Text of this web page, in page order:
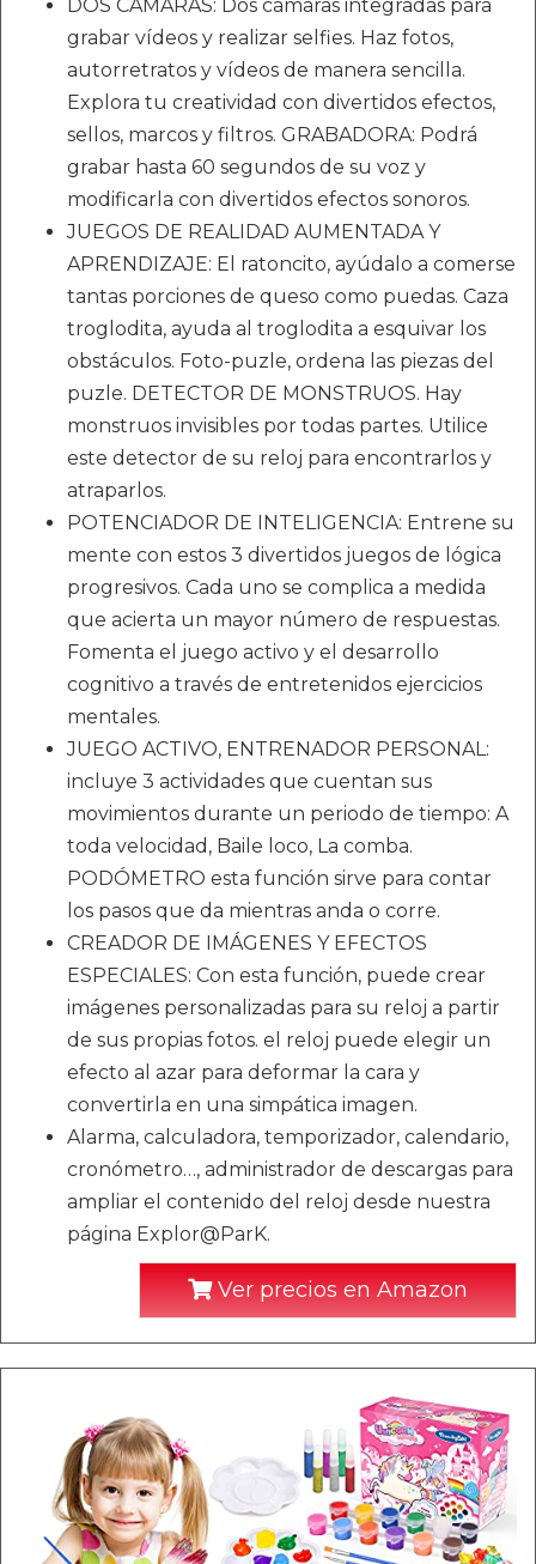
DOS CÁMARAS: Dos cámaras integradas para
grabar vídeos y realizar selfies. Haz fotos,
autorretratos y vídeos de manera sencilla.
Explora tu creatividad con divertidos efectos,
sellos, marcos y filtros. GRABADORA: Podrá
grabar hasta 60 segundos de su voz y
modificarla con divertidos efectos sonoros.
JUEGOS DE REALIDAD AUMENTADA Y
APRENDIZAJE: El ratoncito, ayúdalo a comerse
tantas porciones de queso como puedas. Caza
troglodita, ayuda al troglodita a esquivar los
obstáculos. Foto-puzle, ordena las piezas del
puzle. DETECTOR DE MONSTRUOS. Hay
monstruos invisibles por todas partes. Utilice
este detector de su reloj para encontrarlos y
atraparlos.
POTENCIADOR DE INTELIGENCIA: Entrene su
mente con estos 3 divertidos juegos de lógica
progresivos. Cada uno se complica a medida
que acierta un mayor número de respuestas.
Fomenta el juego activo y el desarrollo
cognitivo a través de entretenidos ejercicios
mentales.
JUEGO ACTIVO, ENTRENADOR PERSONAL:
incluye 3 actividades que cuentan sus
movimientos durante un periodo de tiempo: A
toda velocidad, Baile loco, La comba.
PODÓMETRO esta función sirve para contar
los pasos que da mientras anda o corre.
CREADOR DE IMÁGENES Y EFECTOS
ESPECIALES: Con esta función, puede crear
imágenes personalizadas para su reloj a partir
de sus propias fotos. el reloj puede elegir un
efecto al azar para deformar la cara y
convertirla en una simpática imagen.
Alarma, calculadora, temporizador, calendario,
cronómetro…, administrador de descargas para
ampliar el contenido del reloj desde nuestra
página Explor@ParK.
Ver precios en Amazon